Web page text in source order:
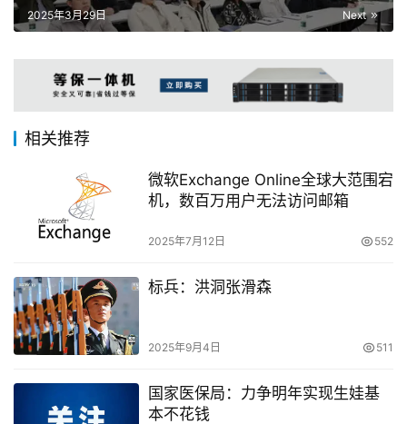
Next
2025年3月29日
相关推荐
微软Exchange Online全球大范围宕
机，数百万用户无法访问邮箱
2025年7月12日 552
标兵：洪洞张滑森
2025年9月4日 511
国家医保局：力争明年实现生娃基
本不花钱